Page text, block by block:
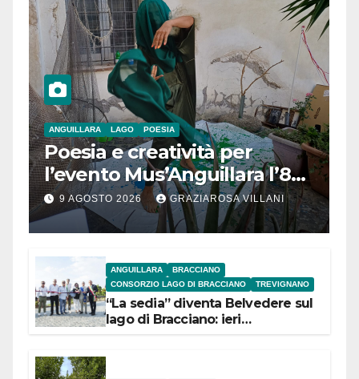
ANGUILLARA LAGO POESIA
Poesia e creatività per
l’evento Mus’Anguillara l’8
agosto 2026 al Museo
Contadino
9 AGOSTO 2026 GRAZIAROSA VILLANI
ANGUILLARA
BRACCIANO
CONSORZIO LAGO DI BRACCIANO
TREVIGNANO
“La sedia” diventa Belvedere sul
lago di Bracciano: ieri